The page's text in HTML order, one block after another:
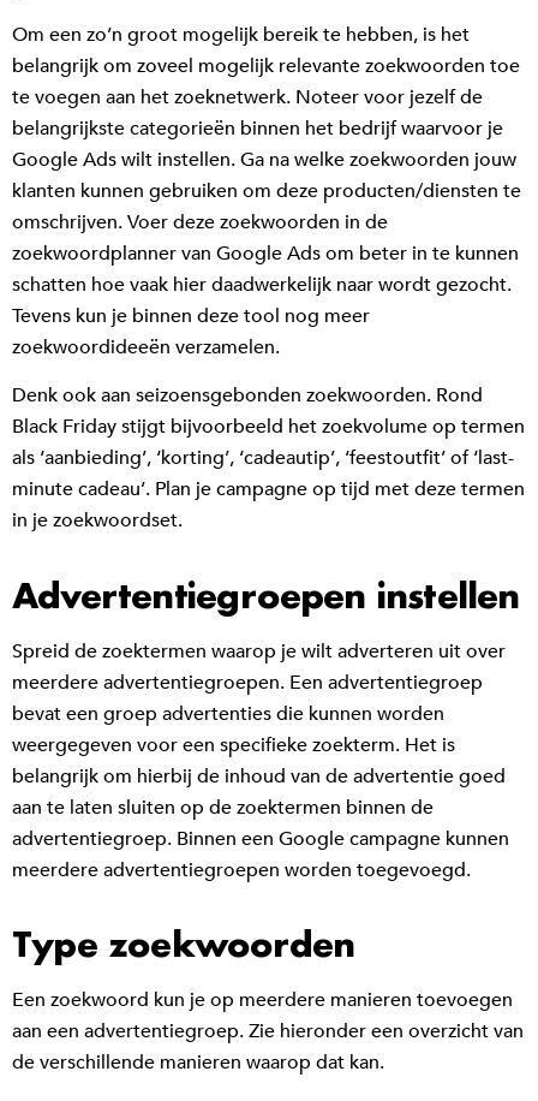
Om een zo’n groot mogelijk bereik te hebben, is het
belangrijk om zoveel mogelijk relevante zoekwoorden toe
te voegen aan het zoeknetwerk. Noteer voor jezelf de
belangrijkste categorieën binnen het bedrijf waarvoor je
Google Ads wilt instellen. Ga na welke zoekwoorden jouw
klanten kunnen gebruiken om deze producten/diensten te
omschrijven. Voer deze zoekwoorden in de
zoekwoordplanner van Google Ads om beter in te kunnen
schatten hoe vaak hier daadwerkelijk naar wordt gezocht.
Tevens kun je binnen deze tool nog meer
zoekwoordideeën verzamelen.
Denk ook aan seizoensgebonden zoekwoorden. Rond
Black Friday stijgt bijvoorbeeld het zoekvolume op termen
als ‘aanbieding’, ‘korting’, ‘cadeautip’, ‘feestoutfit’ of ‘last-
minute cadeau’. Plan je campagne op tijd met deze termen
in je zoekwoordset.
Advertentiegroepen instellen
Spreid de zoektermen waarop je wilt adverteren uit over
meerdere advertentiegroepen. Een advertentiegroep
bevat een groep advertenties die kunnen worden
weergegeven voor een specifieke zoekterm. Het is
belangrijk om hierbij de inhoud van de advertentie goed
aan te laten sluiten op de zoektermen binnen de
advertentiegroep. Binnen een Google campagne kunnen
meerdere advertentiegroepen worden toegevoegd.
Type zoekwoorden
Een zoekwoord kun je op meerdere manieren toevoegen
aan een advertentiegroep. Zie hieronder een overzicht van
de verschillende manieren waarop dat kan.